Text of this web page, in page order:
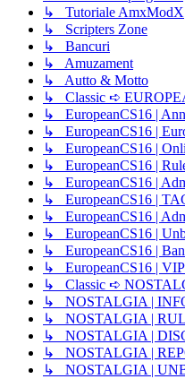
↳ Tutoriale AmxModX
↳ Scripters Zone
↳ Bancuri
↳ Amuzament
↳ Autto & Motto
↳ Classic ➪
↳ EuropeanCS16 |
↳ EuropeanCS16 |
↳ EuropeanCS16 |
↳ EuropeanCS16 |
↳ EuropeanCS16 |
↳ EuropeanCS16 |
↳ EuropeanCS16 |
↳ EuropeanCS16 |
↳ EuropeanCS16 |
↳ EuropeanCS16 | VIP
↳ Classic ➪
↳ NOSTALGIA |
↳ NOSTALGIA |
↳ NOSTALGIA |
↳ NOSTALGIA |
↳ NOSTALGIA |